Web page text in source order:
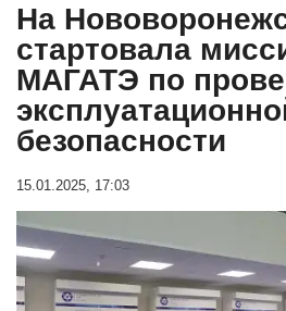
На
стартовала
МАГАТЭ по
безопасности
15.01.2025, 17:03